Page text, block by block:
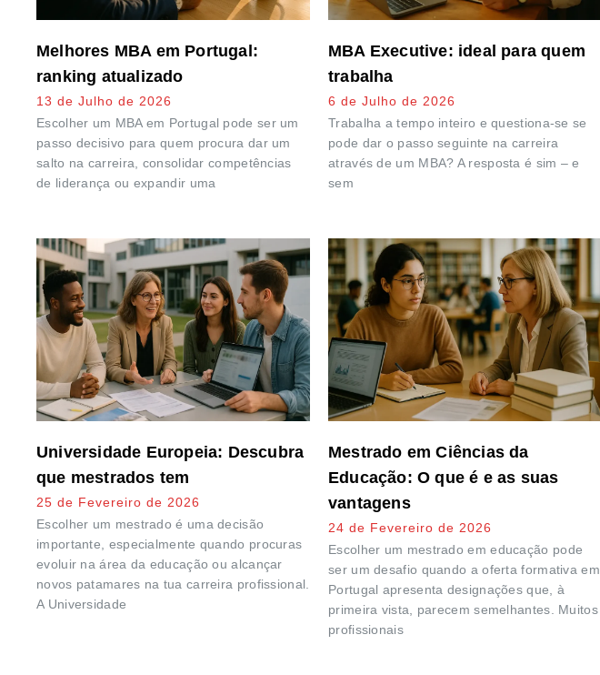
Melhores MBA em Portugal:
ranking atualizado
13 de Julho de 2026
Escolher um MBA em Portugal pode ser um
passo decisivo para quem procura dar um
salto na carreira, consolidar competências
de liderança ou expandir uma
MBA Executive: ideal para quem
trabalha
6 de Julho de 2026
Trabalha a tempo inteiro e questiona-se se
pode dar o passo seguinte na carreira
através de um MBA? A resposta é sim – e
sem
Universidade Europeia: Descubra
que mestrados tem
25 de Fevereiro de 2026
Escolher um mestrado é uma decisão
importante, especialmente quando procuras
evoluir na área da educação ou alcançar
novos patamares na tua carreira profissional.
A Universidade
Mestrado em Ciências da
Educação: O que é e as suas
vantagens
24 de Fevereiro de 2026
Escolher um mestrado em educação pode
ser um desafio quando a oferta formativa em
Portugal apresenta designações que, à
primeira vista, parecem semelhantes. Muitos
profissionais